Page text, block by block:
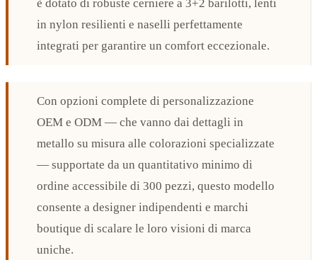
è dotato di robuste cerniere a 3+2 barilotti, lenti
in nylon resilienti e naselli perfettamente
integrati per garantire un comfort eccezionale.
Con opzioni complete di personalizzazione
OEM e ODM — che vanno dai dettagli in
metallo su misura alle colorazioni specializzate
— supportate da un quantitativo minimo di
ordine accessibile di 300 pezzi, questo modello
consente a designer indipendenti e marchi
boutique di scalare le loro visioni di marca
uniche.